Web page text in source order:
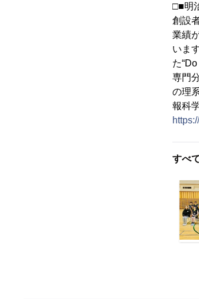
□■明
創設
業績
いま
た
専門
の理
報科
すべ